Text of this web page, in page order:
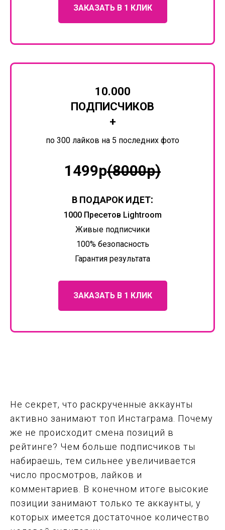
ЗАКАЗАТЬ В 1 КЛИК
10.000
ПОДПИСЧИКОВ
+
по 300 лайков на 5 последних фото
1499р(8000р)
В ПОДАРОК ИДЕТ:
1000 Пресетов Lightroom
Живые подписчики
100% безопасность
Гарантия результата
ЗАКАЗАТЬ В 1 КЛИК
Не секрет, что раскрученные аккаунты
активно занимают топ Инстаграма. Почему
же не происходит смена позиций в
рейтинге? Чем больше подписчиков ты
набираешь, тем сильнее увеличивается
число просмотров, лайков и
комментариев. В конечном итоге высокие
позиции занимают только те аккаунты, у
которых имеется достаточное количество